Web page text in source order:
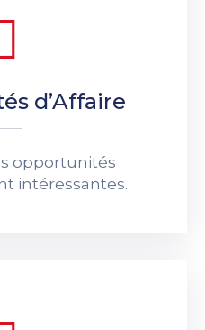
d’Affaire
opportunités
intéressantes.